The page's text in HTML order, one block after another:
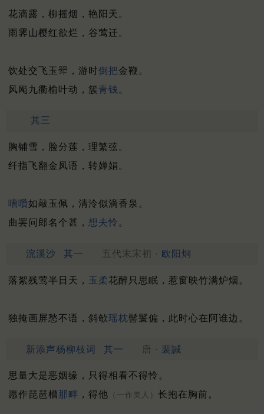
花滴露，柳摇烟，艳阳天。
雨霁山樱红欲烂，谷莺迁。
饮处交飞玉斝，游时倒把金鞭。
风飐九衢榆叶动，簇青钱 。
其三
胸铺雪，脸分莲，理繁弦。
纤指飞翻金凤语，转婵娟。
嘈囋如敲玉佩，清泠似滴香泉。
曲罢问郎名个甚， 想夫怜 。
浣溪沙 其一 五代末宋初 · 欧阳炯
落絮残莺半日天， 玉柔花醉只思眠，惹窗映竹满炉烟。
独掩画屏愁不语，斜欹瑶枕髻鬟偏，此时心在阿谁边。
新添声杨柳枝词 其一 唐 · 裴諴
思量大是恶姻缘，只得相看不得怜。
愿作琵琶槽那畔 ，得他 （一作美人） 长抱在胸前。